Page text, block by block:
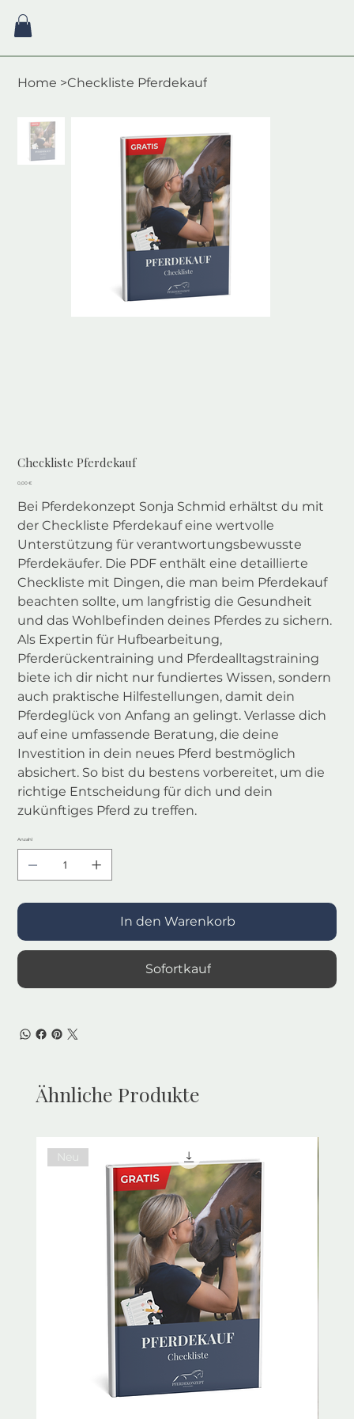
Home >Checkliste Pferdekauf
Checkliste Pferdekauf
Preis
0,00 €
Bei Pferdekonzept Sonja Schmid erhältst du mit
der Checkliste Pferdekauf eine wertvolle
Unterstützung für verantwortungsbewusste
Pferdekäufer. Die PDF enthält eine detaillierte
Checkliste mit Dingen, die man beim Pferdekauf
beachten sollte, um langfristig die Gesundheit
und das Wohlbefinden deines Pferdes zu sichern.
Als Expertin für Hufbearbeitung,
Pferderückentraining und Pferdealltagstraining
biete ich dir nicht nur fundiertes Wissen, sondern
auch praktische Hilfestellungen, damit dein
Pferdeglück von Anfang an gelingt. Verlasse dich
auf eine umfassende Beratung, die deine
Investition in dein neues Pferd bestmöglich
absichert. So bist du bestens vorbereitet, um die
richtige Entscheidung für dich und dein
zukünftiges Pferd zu treffen.
Anzahl
In den Warenkorb
Sofortkauf
Ähnliche Produkte
Neu